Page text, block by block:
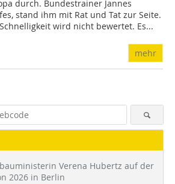
durch. Bundestrainer Jannes
stand ihm mit Rat und Tat zur Seite.
Schnelligkeit wird nicht bewertet. Es...
mehr
Verena Hubertz auf der
2026 in Berlin